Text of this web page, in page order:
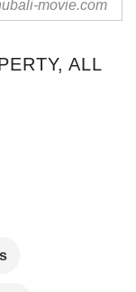
最強の愛と復讐
ーパー・エピ
ル！
movie.com
ALL